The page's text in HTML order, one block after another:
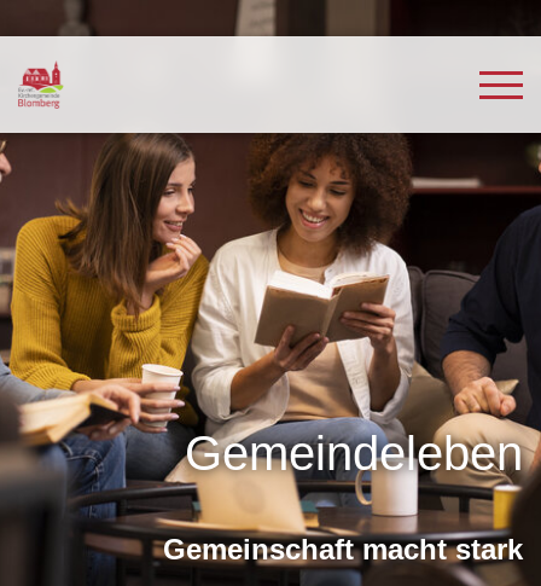
Gemeindeleben
Gemeinschaft macht stark